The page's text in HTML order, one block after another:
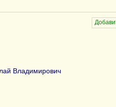
Владимирович